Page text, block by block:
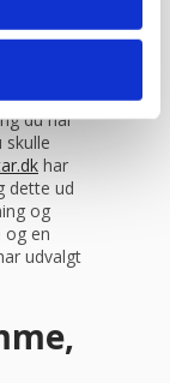
på den
du har
har
dette ud
og
og en
udvalgt